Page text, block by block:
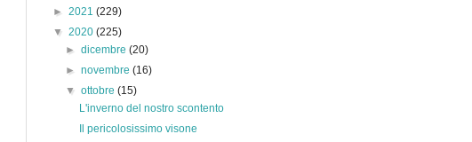
► 2021 (229)
▼ 2020 (225)
►dicembre(20)
►novembre(16)
▼ottobre(15)
L'inverno del nostro scontento
Il pericolosissimo visone